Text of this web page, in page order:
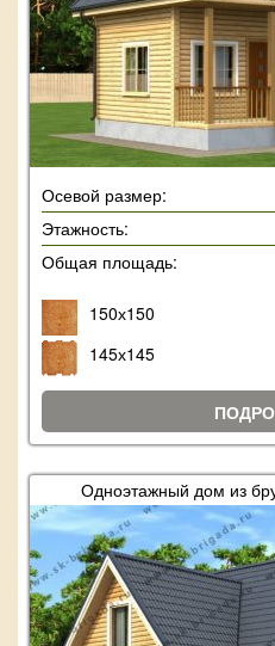
Осевой размер:
Этажность:
Общая площадь:
150х150
145х145
Одноэтажный дом из